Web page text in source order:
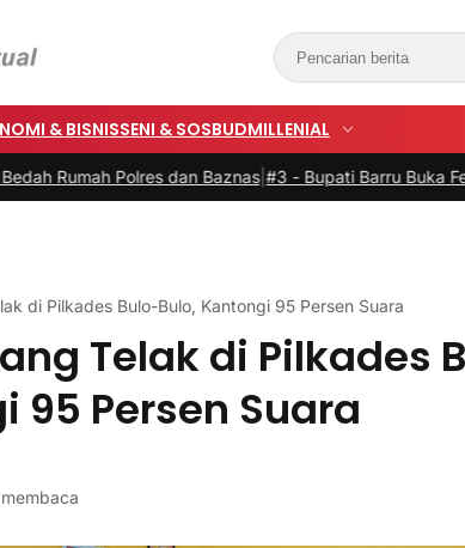
& BISNISSENI & SOSBUDMILLENIAL
dan Baznas|#3 -Bupati Barru Buka Festival Bintang
di Pilkades Bulo-Bulo, Kantongi 95 Persen Suara
Telak di Pilkades
95 Persen Suara